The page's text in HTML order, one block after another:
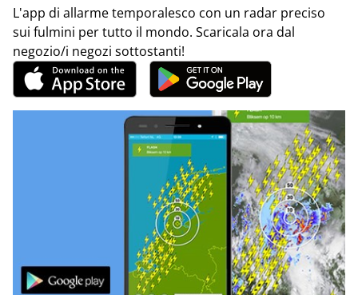
L'app di allarme temporalesco con un radar preciso
sui fulmini per tutto il mondo. Scaricala ora dal
negozio/i negozi sottostanti!